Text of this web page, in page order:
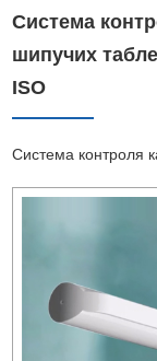
Система
шипучих
ISO
Система контроля